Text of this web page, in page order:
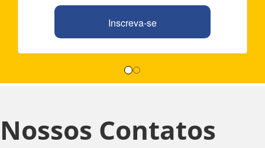
Inscreva-se
Nossos Contatos